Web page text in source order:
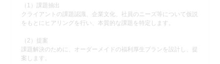
（1）課題抽出
クライアントの課題認識、企業文化、社員のニーズ等について仮説
をもとにヒアリングを行い、本質的な課題を特定します。
（2）提案
課題解決のために、オーダーメイドの福利厚生プランを設計し、提
案します。